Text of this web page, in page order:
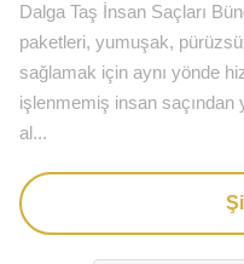
Dalga Taş İnsan Saçları
paketleri, yumuşak,
sağlamak için aynı yönde
işlenmemiş insan saçından
al...